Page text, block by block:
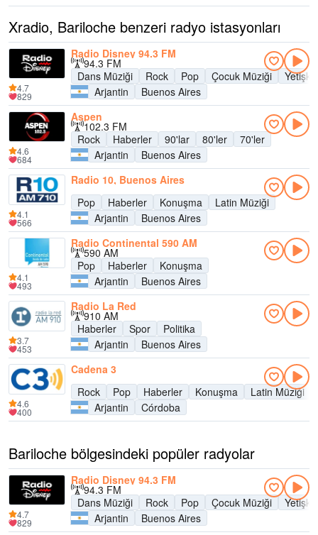
Xradio, Bariloche benzeri radyo istasyonları
Radio Disney 94.3 FM
94.3 FM
Dans Müziği
Rock Pop Çocuk Müziği
Arjantin
Buenos Aires
4.7
829
Aspen
102.3 FM
Rock
Haberler 90'lar 80'ler
70'ler
Arjantin
Buenos Aires
4.6
684
Radio 10, Buenos Aires
Pop
Haberler Konuşma
Latin Müziği
Arjantin
Buenos Aires
4.1
566
Radio Continental 590 AM
590 AM
Pop
Haberler
Konuşma
Arjantin
Buenos Aires
4.1
493
Radio La Red
910 AM
Haberler
Spor
Politika
Arjantin
Buenos Aires
3.7
453
Cadena 3
Rock
Pop Haberler Konuşma Latin Müziği
Arjantin
Córdoba
4.6
400
Bariloche bölgesindeki popüler radyolar
Radio Disney 94.3 FM
94.3 FM
Dans Müziği
Rock Pop Çocuk Müziği
Arjantin
Buenos Aires
4.7
829